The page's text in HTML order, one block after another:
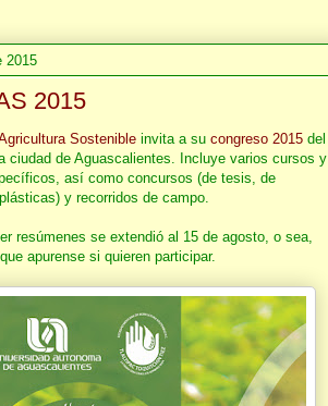
2015
2015
Sostenible invita a su congreso 2015 del
ciudad de Aguascalientes. Incluye varios cursos y
así como concursos (de tesis, de
y recorridos de campo.
resúmenes se extendió al 15 de agosto, o sea,
apurense si quieren participar.